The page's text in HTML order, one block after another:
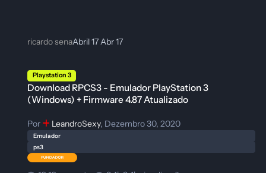
ricardo senaAbril 17Abr 17
Playstation 3
Download RPCS3 - Emulador PlayStation 3
(Windows) + Firmware 4.87 Atualizado
Por LeandroSexy, Dezembro 30, 2020
Emulador
ps3